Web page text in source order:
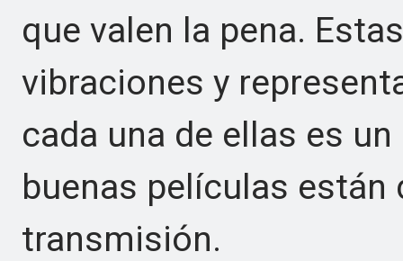
que valen la pena.
vibraciones y
cada una de ellas es
buenas películas
transmisión.